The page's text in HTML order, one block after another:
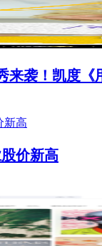
来袭！凯度
价新高